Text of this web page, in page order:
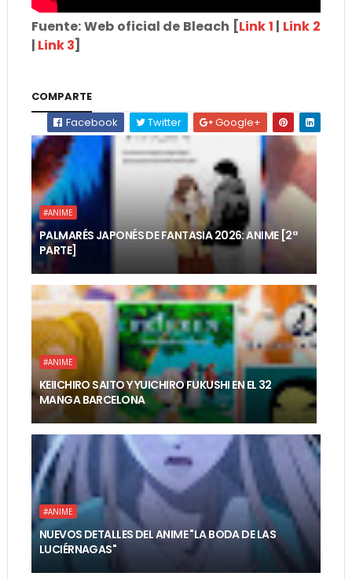
Fuente: Web oficial de Bleach [Link 1 | Link 2
| Link 3]
COMPARTE
Facebook
Twitter Google+
#ANIME
PALMARÉS JAPONÉS DE FANTASIA 2026: ANIME [2ª
PARTE]
#ANIME
KEIICHIRO SAITO Y YUICHIRO FUKUSHI EN EL 32
MANGA BARCELONA
#ANIME
NUEVOS DETALLES DEL ANIME "LA BODA DE LAS
LUCIÉRNAGAS"